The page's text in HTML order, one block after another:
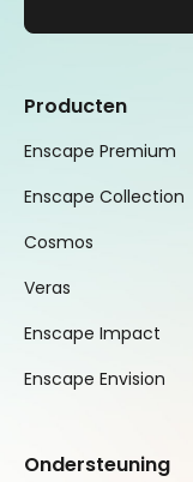
Producten
Enscape Premium
Enscape Collection
Cosmos
Veras
Enscape Impact
Enscape Envision
Ondersteuning